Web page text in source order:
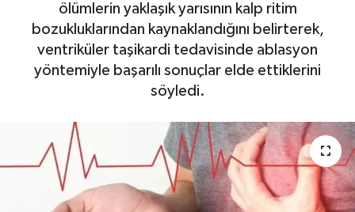
ölümlerin yaklaşık yarısının kalp ritim
bozukluklarından kaynaklandığını belirterek,
ventriküler taşikardi tedavisinde ablasyon
yöntemiyle başarılı sonuçlar elde ettiklerini
söyledi.
SİYASET
YAŞAM
Son Dakika Haberleri
Haber Arşivi